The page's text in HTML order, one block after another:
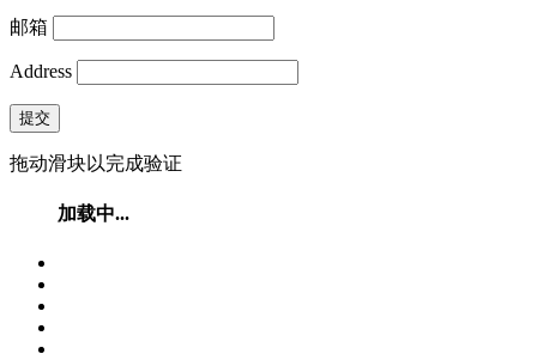
邮箱
Address
提交
拖动滑块以完成验证
加载中...